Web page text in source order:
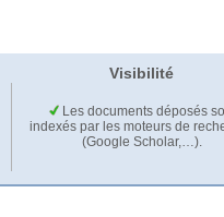
Visibilité
Les documents déposés
indexés par les moteurs de
(Google Scholar,…).